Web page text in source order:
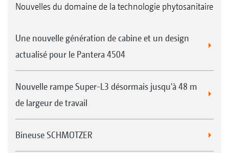
Nouvelles du domaine de la technologie phytosanitaire
Une nouvelle génération de cabine et un design
actualisé pour le Pantera 4504
Nouvelle rampe Super-L3 désormais jusqu'à 48 m
de largeur de travail
Bineuse SCHMOTZER